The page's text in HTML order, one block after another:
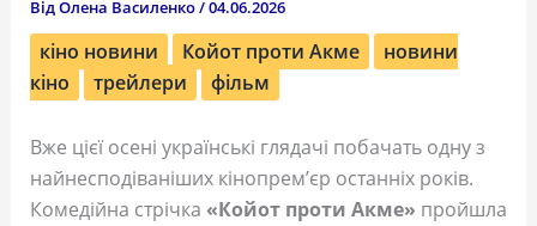
ВідОлена Василенко/04.06.2026
кіно новини Койот проти Акме
новини
кіно
трейлери фільм
Вже цієї осені українські глядачі побачать одну з
найнесподіваніших кінопрем’єр останніх років.
Комедійна стрічка «Койот проти Акме» пройшла